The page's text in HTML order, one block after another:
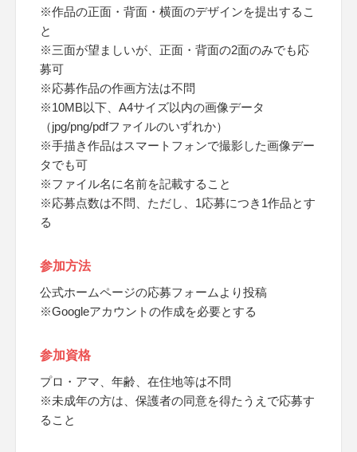
※作品の正面・背面・横面のデザインを提出するこ
と
※三面が望ましいが、正面・背面の2面のみでも応
募可
※応募作品の作画方法は不問
※10MB以下、A4サイズ以内の画像データ
（jpg/png/pdfファイルのいずれか）
※手描き作品はスマートフォンで撮影した画像デー
タでも可
※ファイル名に名前を記載すること
※応募点数は不問、ただし、1応募につき1作品とす
る
参加方法
公式ホームページの応募フォームより投稿
※Googleアカウントの作成を必要とする
参加資格
プロ・アマ、年齢、在住地等は不問
※未成年の方は、保護者の同意を得たうえで応募す
ること